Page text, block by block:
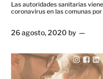
Las autoridades sanitarias
coronavirus en las comunas
26 agosto, 2020 by